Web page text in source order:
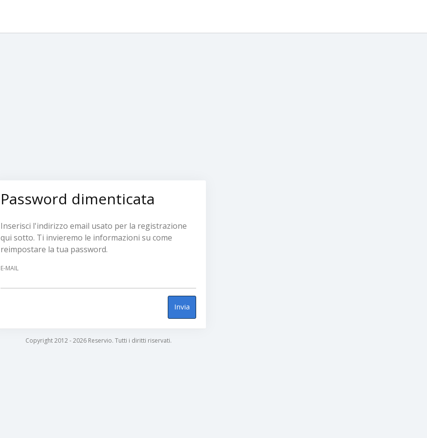
Password dimenticata
Inserisci l'indirizzo email usato per la registrazione
qui sotto. Ti invieremo le informazioni su come
reimpostare la tua password.
E-MAIL
Invia
Copyright 2012 - 2026 Reservio. Tutti i diritti riservati.